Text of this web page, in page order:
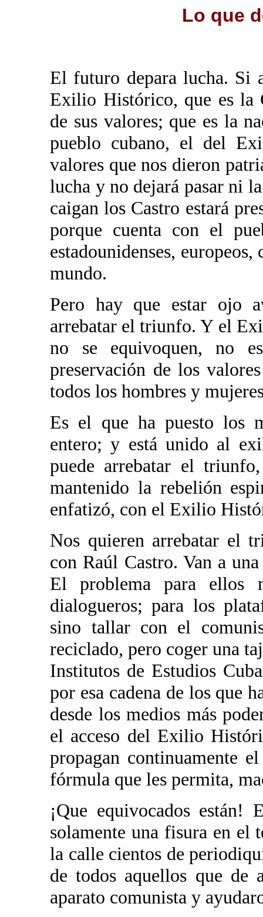
Lo que
El futuro depara lucha. Si
Exilio Histórico, que es la
de sus valores; que es la
pueblo cubano, el del
valores que nos dieron
lucha y no dejará pasar ni
caigan los Castro estará
porque cuenta con el
estadounidenses,
mundo.
Pero hay que estar ojo
arrebatar el triunfo. Y el
no se equivoquen, no
preservación de los
todos los hombres y
Es el que ha puesto los
entero; y está unido al
puede arrebatar el
mantenido la rebelión
enfatizó, con el Exilio
Nos quieren arrebatar el
con Raúl Castro. Van a
El problema para ellos
dialogueros; para los
sino tallar con el
reciclado, pero coger una
Institutos de Estudios
por esa cadena de los que
desde los medios más
el acceso del Exilio
propagan continuamente
fórmula que les permita,
¡Que equivocados
solamente una fisura en el
la calle cientos de
de todos aquellos que de
aparato comunista y